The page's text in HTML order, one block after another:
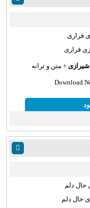
فراری
+ متن و ترانه
Download
حال دلم